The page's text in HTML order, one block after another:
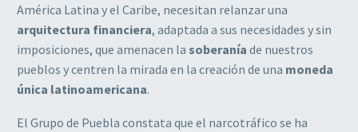
América Latina y el Caribe, necesitan relanzar una
arquitectura financiera, adaptada a sus necesidades y sin
imposiciones, que amenacen la soberanía de nuestros
pueblos y centren la mirada en la creación de una moneda
única latinoamericana.
El Grupo de Puebla constata que el narcotráfico se ha